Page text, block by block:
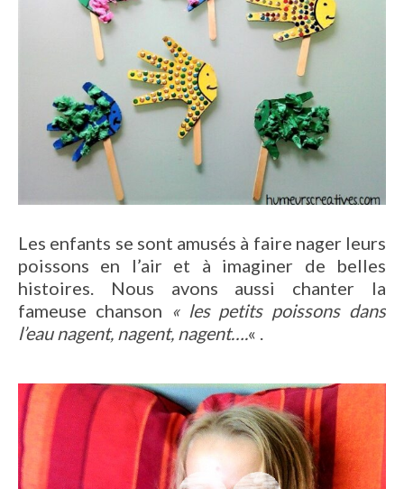
Les enfants se sont amusés à faire nager leurs
poissons en l’air et à imaginer de belles
histoires. Nous avons aussi chanter la
fameuse chanson « les petits poissons dans
l’eau nagent, nagent, nagent….« .